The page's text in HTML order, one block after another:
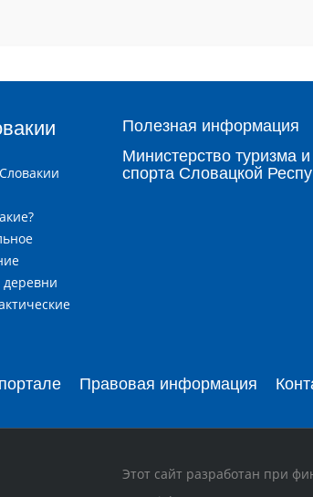
деревни
Полезная информация
Министерство туризма и
спорта Словацкой
Правовая информация
Этот сайт разработан при